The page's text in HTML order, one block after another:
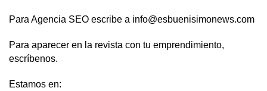
Para Agencia SEO escribe a info@esbuenisimonews.com
Para aparecer en la revista con tu emprendimiento,
escríbenos.
Estamos en: